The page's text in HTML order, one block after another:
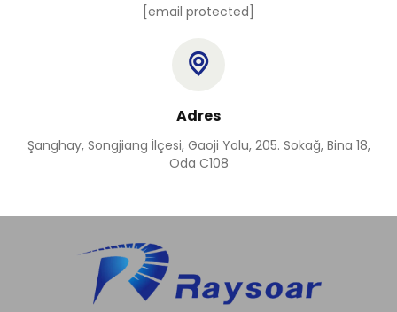
[email protected]
Adres
Şanghay, Songjiang İlçesi, Gaoji Yolu, 205. Sokağ, Bina 18,
Oda C108